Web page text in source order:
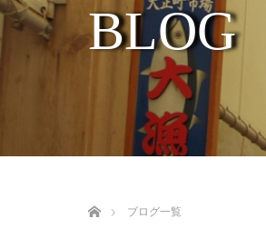
BLOG
ブログ一覧